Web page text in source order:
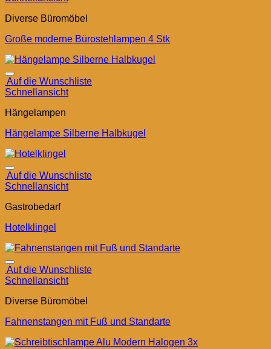
Diverse Büromöbel
Große moderne Bürostehlampen 4 Stk
Auf die Wunschliste
Schnellansicht
Hängelampen
Hängelampe Silberne Halbkugel
Auf die Wunschliste
Schnellansicht
Gastrobedarf
Hotelklingel
Auf die Wunschliste
Schnellansicht
Diverse Büromöbel
Fahnenstangen mit Fuß und Standarte